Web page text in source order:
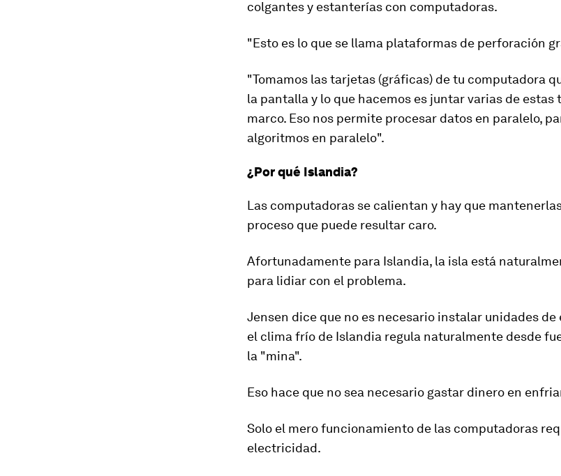
colgantes y estanterías con computadoras.
"Esto es lo que se llama plataformas de perforación
"Tomamos las tarjetas (gráficas) de tu computadora
la pantalla y lo que hacemos es juntar varias de estas
marco. Eso nos permite procesar datos en paralelo,
algoritmos en paralelo".
¿Por qué Islandia?
Las computadoras se calientan y hay que
proceso que puede resultar caro.
Afortunadamente para Islandia, la isla está
para lidiar con el problema.
Jensen dice que no es necesario instalar unidades
el clima frío de Islandia regula naturalmente desde
la "mina".
Eso hace que no sea necesario gastar dinero en
Solo el mero funcionamiento de las computadoras
electricidad.